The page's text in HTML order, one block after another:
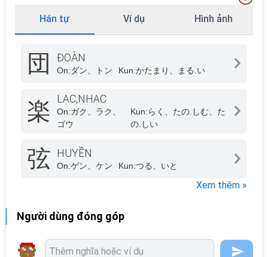
Hán tự Ví dụ Hình ảnh
団 ĐOÀN
On:ダン、トン Kun:かたまり、まる.い
楽 LẠC,NHẠC
On:ガク、ラク、
ゴウ
Kun:らく、たの.しむ、た
の.しい
弦 HUYỀN
On:ゲン、ケン Kun:つる、いと
Xem thêm »
Người dùng đóng góp